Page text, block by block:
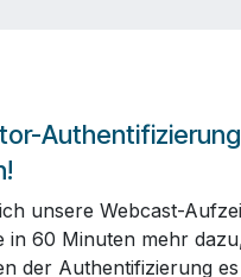
unsere Webcast-
in 60 Minuten mehr
der Authentifizierung